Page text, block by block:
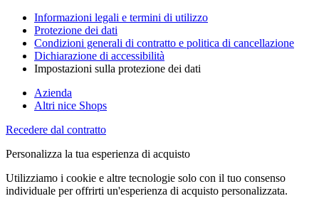
Informazioni legali e termini di utilizzo
Protezione dei dati
Condizioni generali di contratto e politica di cancellazione
Dichiarazione di accessibilità
Impostazioni sulla protezione dei dati
Azienda
Altri nice Shops
Recedere dal contratto
Personalizza la tua esperienza di acquisto
Utilizziamo i cookie e altre tecnologie solo con il tuo consenso
individuale per offrirti un'esperienza di acquisto personalizzata.